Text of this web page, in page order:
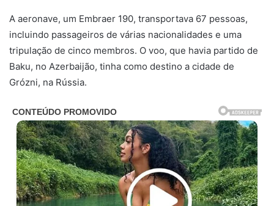
A aeronave, um Embraer 190, transportava 67 pessoas,
incluindo passageiros de várias nacionalidades e uma
tripulação de cinco membros. O voo, que havia partido de
Baku, no Azerbaijão, tinha como destino a cidade de
Grózni, na Rússia.